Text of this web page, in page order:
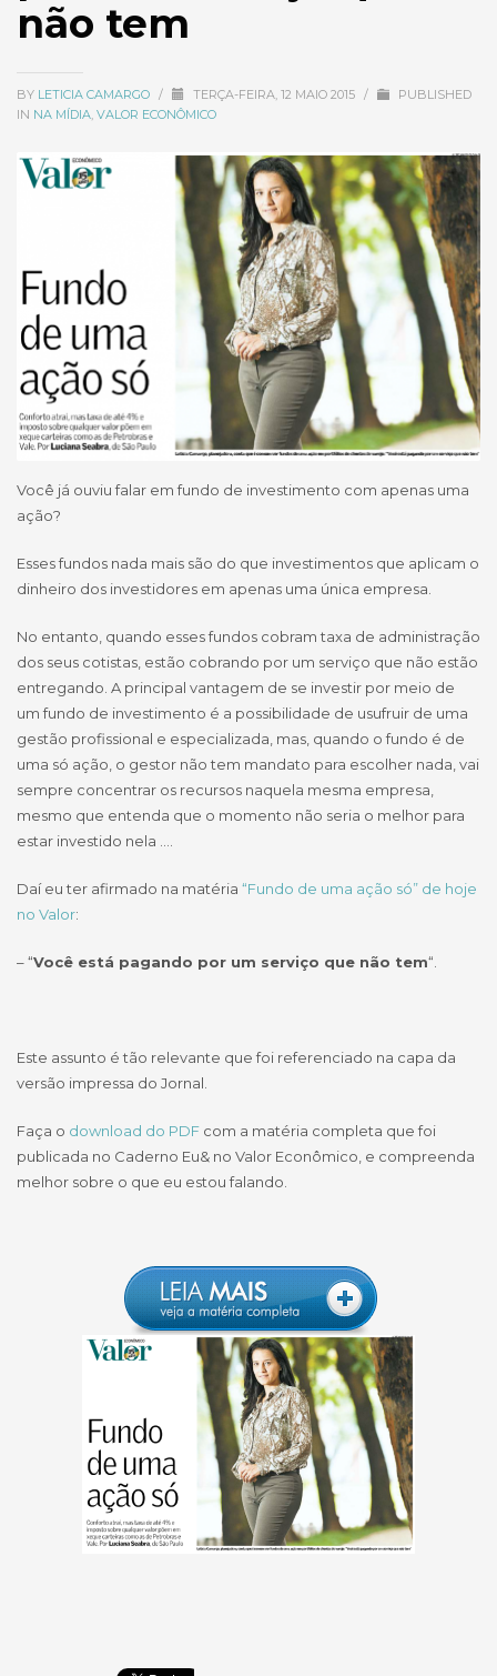
não tem
BY LETICIA CAMARGO / TERÇA-FEIRA, 12 MAIO 2015 /
PUBLISHED
IN NA MÍDIA VALOR ECONÔMICO
Você já ouviu falar em fundo de investimento com apenas uma
ação?
Esses fundos nada mais são do que investimentos que aplicam o
dinheiro dos investidores em apenas uma única empresa.
No entanto, quando esses fundos cobram taxa de administração
dos seus cotistas, estão cobrando por um serviço que não estão
entregando. A principal vantagem de se investir por meio de
um fundo de investimento é a possibilidade de usufruir de uma
gestão profissional e especializada, mas, quando o fundo é de
uma só ação, o gestor não tem mandato para escolher nada, vai
sempre concentrar os recursos naquela mesma empresa,
mesmo que entenda que o momento não seria o melhor para
estar investido nela ….
Daí eu ter afirmado na matéria “Fundo de uma ação só” de hoje
no Valor:
– “Você está pagando por um serviço que não tem“.
Este assunto é tão relevante que foi referenciado na capa da
versão impressa do Jornal.
Faça o download do PDF com a matéria completa que foi
publicada no Caderno Eu& no Valor Econômico, e compreenda
melhor sobre o que eu estou falando.